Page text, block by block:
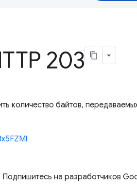
203
количество байтов,
Подпишитесь на разработчиков